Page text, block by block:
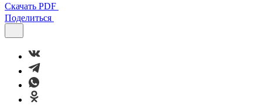
Скачать PDF
Поделиться